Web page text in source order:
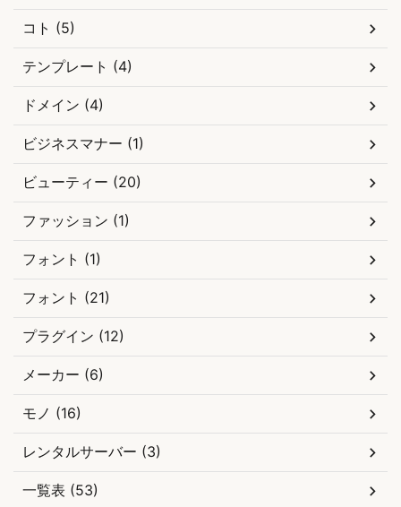
コト (5)
テンプレート (4)
ドメイン (4)
ビジネスマナー (1)
ビューティー (20)
ファッション (1)
フォント (1)
フォント (21)
プラグイン (12)
メーカー (6)
モノ (16)
レンタルサーバー (3)
一覧表 (53)